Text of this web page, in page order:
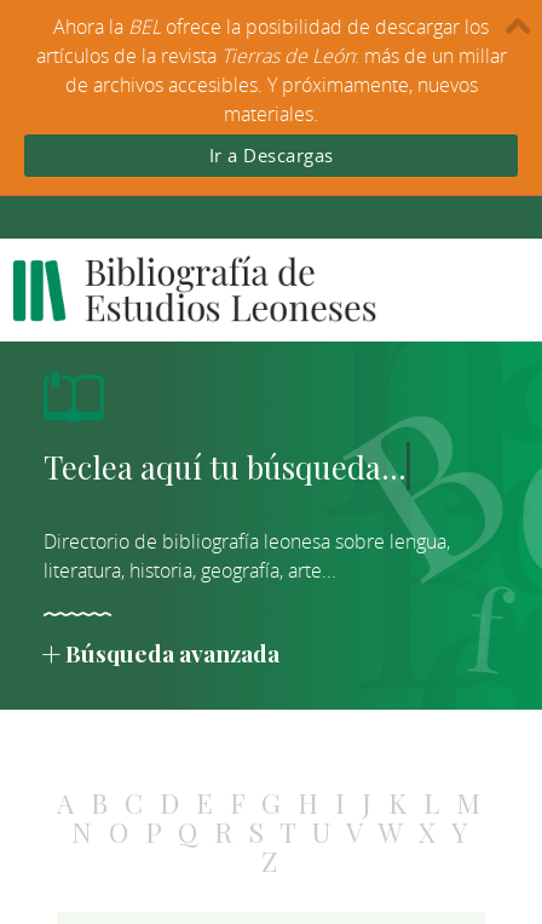
Directorio de bibliografía leonesa sobre lengua,
literatura, historia, geografía, arte...
Búsqueda avanzada
A B C D E F G H I J K L M
N O P Q R S T U V W X Y
Z
Ahora la BEL ofrece la posibilidad de descargar los
artículos de la revista Tierras de León: más de un millar
de archivos accesibles. Y próximamente, nuevos
materiales.
Ir a Descargas